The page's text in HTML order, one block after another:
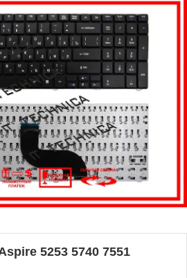
5253 5740 7551